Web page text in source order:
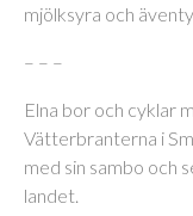
mjölksyra och
– – –
Elna bor och cyklar
Vätterbranterna i
med sin sambo och
landet.